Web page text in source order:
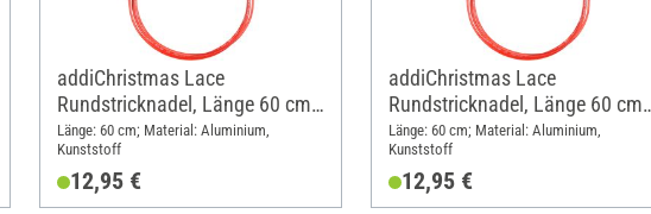
addiChristmas Lace
Rundstricknadel, Länge 60 cm,
Stärke 5
Länge: 60 cm; Material: Aluminium,
Kunststoff
12,95 €
addiChristmas Lace
Rundstricknadel, Länge 60 cm,
Stärke 4
Länge: 60 cm; Material: Aluminium,
Kunststoff
12,95 €